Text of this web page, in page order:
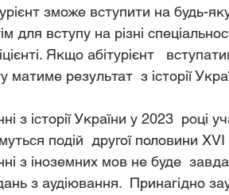
зможе вступити на будь-
для вступу на різні
Якщо абітурієнт
матиме результат  з історії
з історії України у 2023
подій  другої половини
з іноземних мов не буде
з аудіювання.  Принагідно